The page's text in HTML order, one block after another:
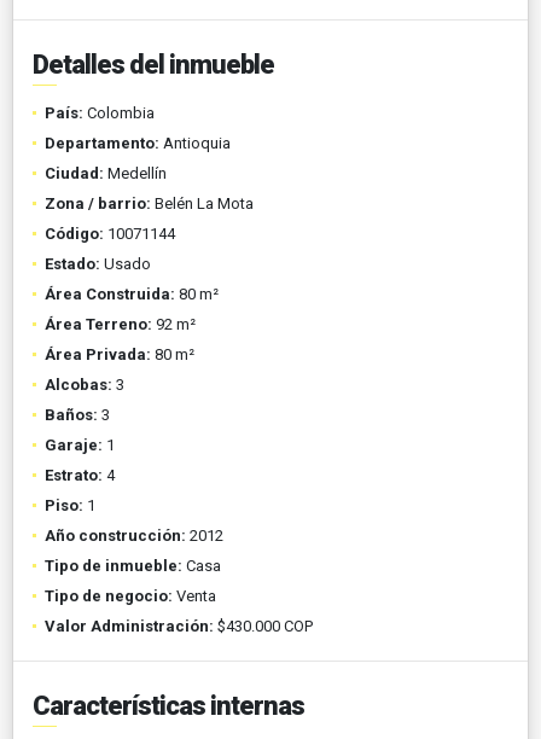
Detalles del inmueble
País: Colombia
Departamento: Antioquia
Ciudad: Medellín
Zona / barrio: Belén La Mota
Código: 10071144
Estado: Usado
Área Construida: 80 m²
Área Terreno: 92 m²
Área Privada: 80 m²
Alcobas: 3
Baños: 3
Garaje: 1
Estrato: 4
Piso: 1
Año construcción: 2012
Tipo de inmueble: Casa
Tipo de negocio: Venta
Valor Administración: $430.000 COP
Características internas